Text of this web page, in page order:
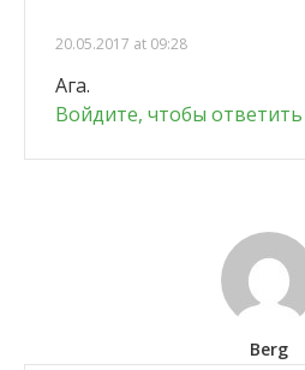
20.05.2017 at 09:28
Ага.
Войдите, чтобы ответить
Berg